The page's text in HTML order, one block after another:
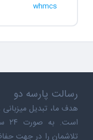
whmcs
رسالت پارسه دو
هدف ما، تبدیل
تلاشمان را در جهت